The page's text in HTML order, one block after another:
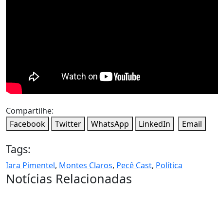
Compartilhe:
Facebook
Twitter WhatsApp LinkedIn Email
Tags:
Iara Pimentel, Montes Claros, Pecê Cast, Política
Notícias Relacionadas